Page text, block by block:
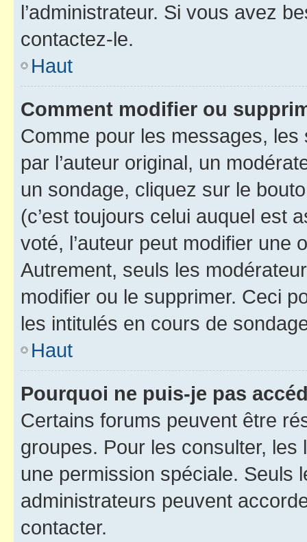
l’administrateur. Si vous avez
contactez-le.
Haut
Comment modifier ou
Comme pour les messages,
par l’auteur original, un
un sondage, cliquez sur le
(c’est toujours celui auquel est
voté, l’auteur peut modifier une
Autrement, seuls les
modifier ou le supprimer. Ceci
les intitulés en cours de
Haut
Pourquoi ne puis-je pas
Certains forums peuvent être
groupes. Pour les consulter,
une permission spéciale. Seuls
administrateurs peuvent
contacter.